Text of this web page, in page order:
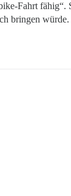
Fahrt
bringen würde.